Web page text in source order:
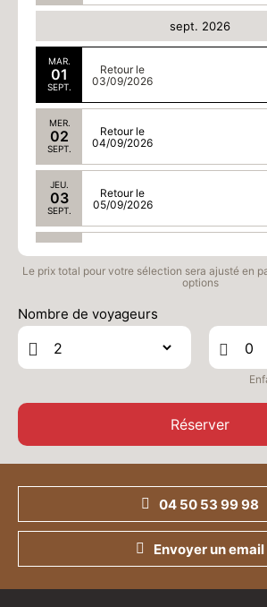
sept. 2026
MAR.
01
SEPT.
Retour le
03/09/2026
MER.
02
SEPT.
Retour le
04/09/2026
JEU.
03
SEPT.
Retour le
05/09/2026
VEN.
04
SEPT.
Retour le
06/09/2026
SAM.
05
Retour le
07/09/2026
DIM.
07
SEPT.
Retour le
Le prix total pour votre sélection sera ajusté en
options
Nombre de voyageurs
Réserver
04 50 53 99 98
Envoyer un email